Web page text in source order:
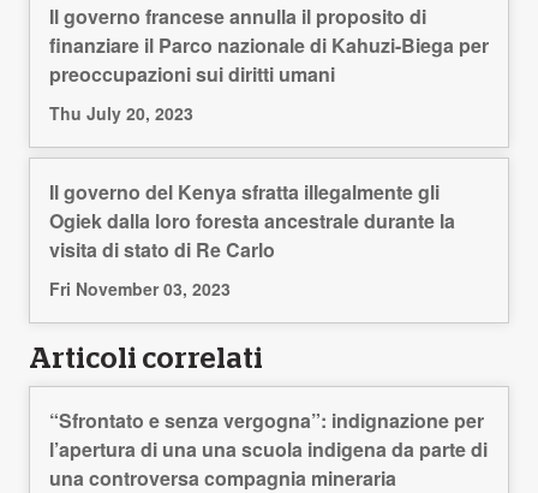
Il governo francese annulla il proposito di
finanziare il Parco nazionale di Kahuzi-Biega per
preoccupazioni sui diritti umani
Thu July 20, 2023
Il governo del Kenya sfratta illegalmente gli
Ogiek dalla loro foresta ancestrale durante la
visita di stato di Re Carlo
Fri November 03, 2023
Articoli correlati
“Sfrontato e senza vergogna”: indignazione per
l’apertura di una una scuola indigena da parte di
una controversa compagnia mineraria